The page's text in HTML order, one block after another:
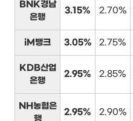
BNK경남
은행
3.15% 2.70%
iM뱅크 3.05% 2.75%
KDB산업
은행
2.95% 2.85%
NH농협은
2.95% 2.90%